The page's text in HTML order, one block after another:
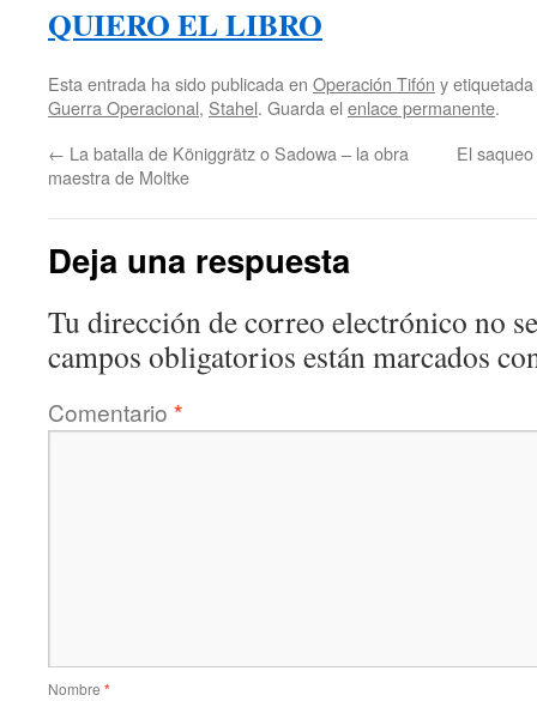
QUIERO EL LIBRO
Esta entrada ha sido publicada en Operación Tifón y
Guerra Operacional, Stahel. Guarda el enlace permanente.
← La batalla de Königgrätz o Sadowa – la obra
maestra de Moltke
El
Deja una respuesta
Tu dirección de correo electrónico no
campos obligatorios están marcados
Comentario *
Nombre *